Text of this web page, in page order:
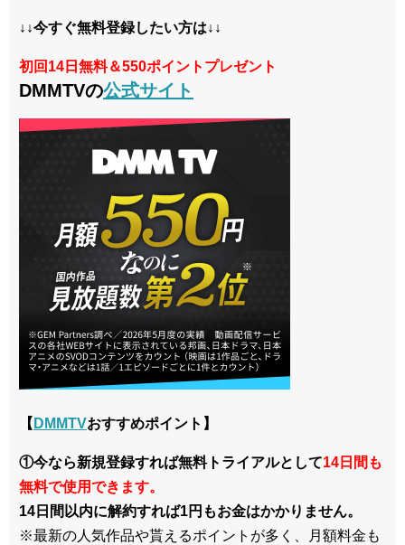
↓↓今すぐ無料登録したい方は↓↓
初回14日無料＆550ポイントプレゼント
DMMTVの公式サイト
【 DMMTVおすすめポイント】
①今なら新規登録すれば無料トライアルとして14日間も
無料で使用できます。
14日間以内に解約すれば1円もお金はかかりません。
※最新の人気作品や貰えるポイントが多く、月額料金も